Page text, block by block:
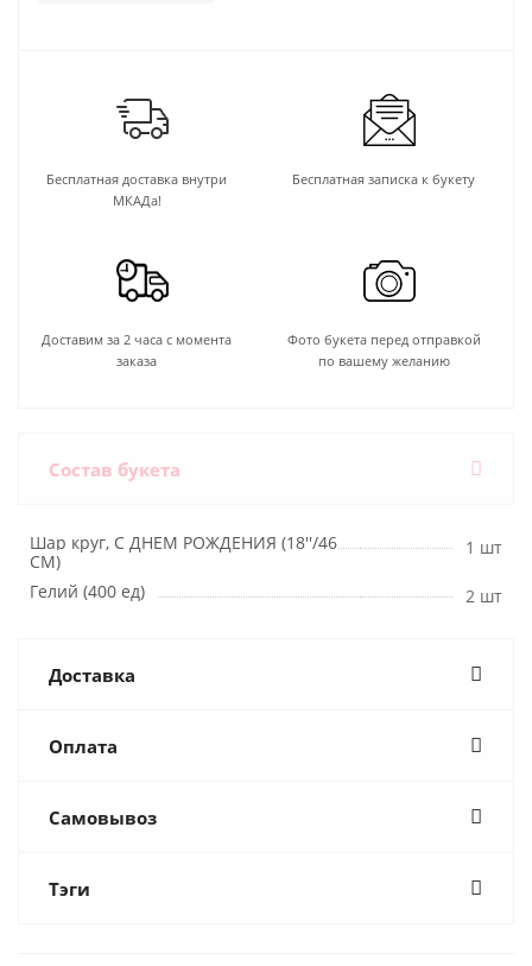
Бесплатная доставка внутри
МКАДа!
Бесплатная записка к букету
Доставим за 2 часа с момента
заказа
Фото букета перед отправкой
по вашему желанию
Состав букета
Шар круг, С ДНЕМ РОЖДЕНИЯ (18''/46
СМ)
1 шт
Гелий (400 ед)
2 шт
Доставка
Оплата
Самовывоз
Тэги